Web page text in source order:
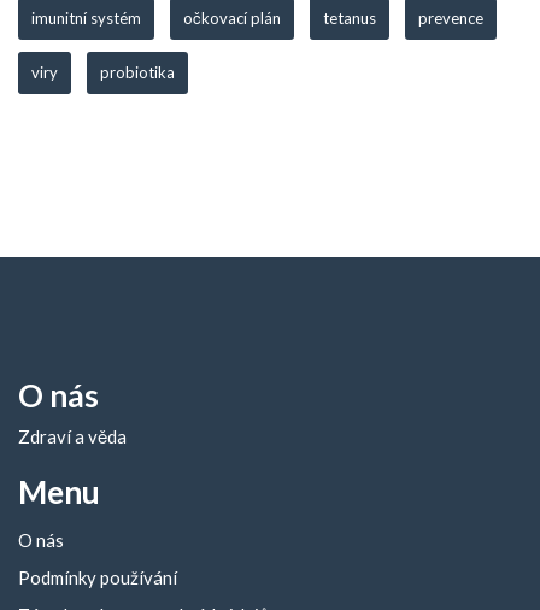
imunitní systém očkovací plán tetanus prevence
viry probiotika
O nás
Zdraví a věda
Menu
O nás
Podmínky používání